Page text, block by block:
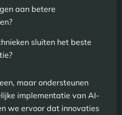
aan betere
sluiten het beste
maar ondersteunen
implementatie van AI-
we ervoor dat innovaties